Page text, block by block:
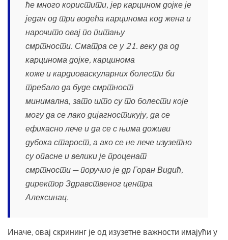
ће много користити, јер карцином дојке је
један од три водећа карцинома код жена и
нарочито овај по питању
смртности. Сматра се у 21. веку да од
карцинома дојке, карцинома
коже и кардиоваскуларних болести би
требало да буде смртност
минимална, зато што су то болести које
могу да се лако дијагностикују, да се
ефикасно лече и да се с њима доживи
дубока старост, а ако се не лече изузетно
су опасне и велики је проценат
смртности ─ поручио је др Горан Видић,
директор Здравственог центра
Алексинац.
Иначе, овај скрининг је од изузетне важности имајући у